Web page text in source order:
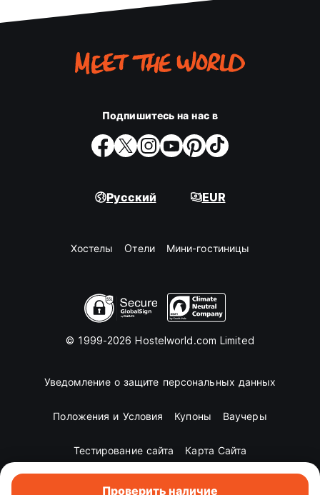
Проверить наличие
Подпишитесь на нас в
Русский EUR
Хостелы Oтели Мини-гостиницы
© 1999-2026 Hostelworld.com Limited
Уведомление о защите персональных данных
Положения и Условия Купоны Ваучеры
Тестирование сайта Карта Сайта